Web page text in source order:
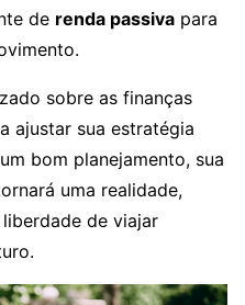
de renda passiva para
sobre as finanças
ajustar sua estratégia
bom planejamento, sua
uma realidade,
de viajar